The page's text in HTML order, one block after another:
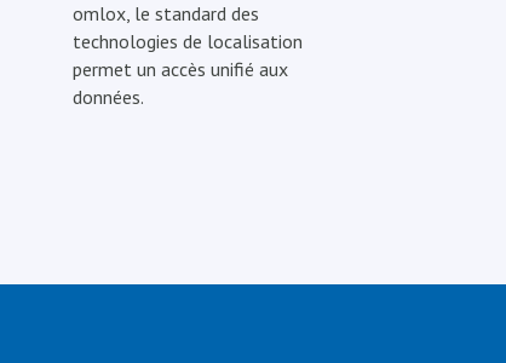
omlox, le standard des
technologies de localisation
permet un accès unifié aux
données.